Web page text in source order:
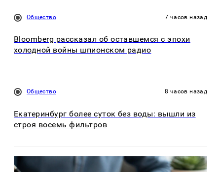
Общество 7 часов назад
Bloomberg рассказал об оставшемся с эпохи
холодной войны шпионском радио
Общество 8 часов назад
Екатеринбург более суток без воды: вышли из
строя восемь фильтров